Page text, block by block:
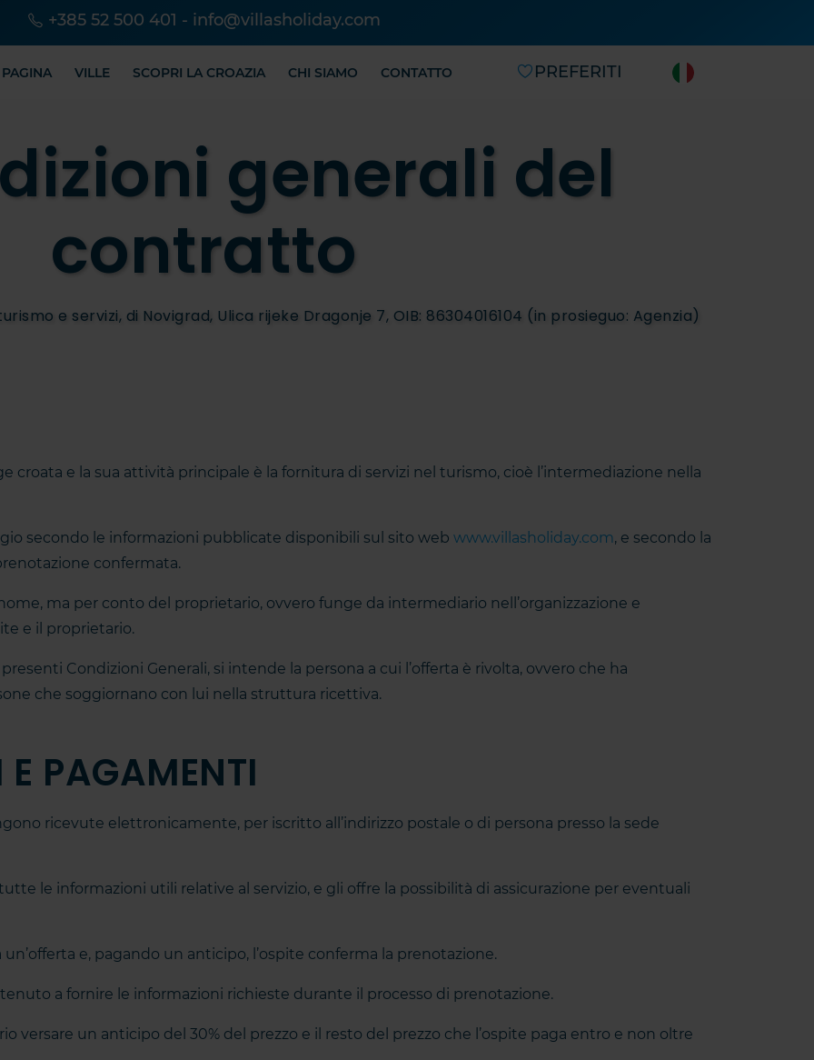
+385 52 500 401 - info@villasholiday.com
VILLE SCOPRI LA CROAZIA CHI SIAMO CONTATTO PREFERITI
generali del
contratto
e servizi, di Novigrad, Ulica rijeke Dragonje 7, OIB: 86304016104 (in prosieguo: Agenzia)
croata e la sua attività principale è la fornitura di servizi nel turismo, cioè l’intermediazione nella
secondo le informazioni pubblicate disponibili sul sito web www.villasholiday.com, e secondo la
confermata.
ma per conto del proprietario, ovvero funge da intermediario nell’organizzazione e
e il proprietario.
Condizioni Generali, si intende la persona a cui l’offerta è rivolta, ovvero che ha
che soggiornano con lui nella struttura ricettiva.
PAGAMENTI
ricevute elettronicamente, per iscritto all’indirizzo postale o di persona presso la sede
le informazioni utili relative al servizio, e gli offre la possibilità di assicurazione per eventuali
un’offerta e, pagando un anticipo, l’ospite conferma la prenotazione.
a fornire le informazioni richieste durante il processo di prenotazione.
versare un anticipo del 30% del prezzo e il resto del prezzo che l’ospite paga entro e non oltre